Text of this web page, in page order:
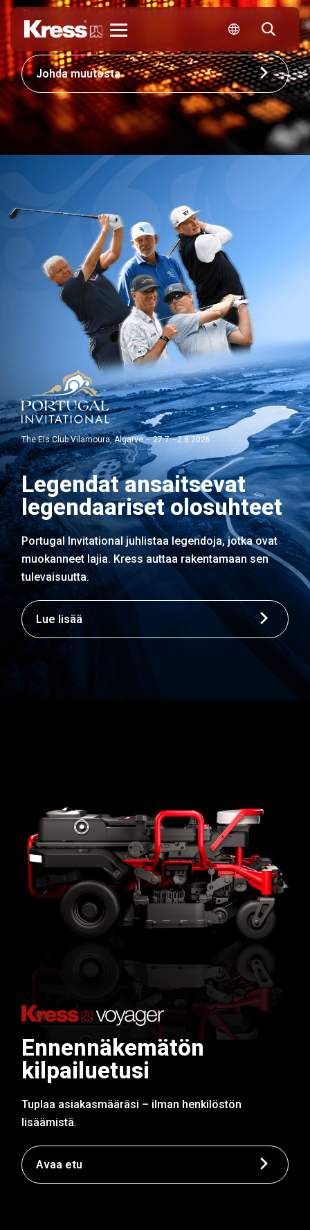
yrityksesi kilpailee.
Johda muutosta
The Els Club Vilamoura, Algarve – 27.7.–2.8.2026
Legendat ansaitsevat
legendaariset olosuhteet
Portugal Invitational juhlistaa legendoja, jotka ovat
muokanneet lajia. Kress auttaa rakentamaan sen
tulevaisuutta.
Lue lisää
Ennennäkemätön
kilpailuetusi
Tuplaa asiakasmääräsi – ilman henkilöstön
lisäämistä.
Avaa etu